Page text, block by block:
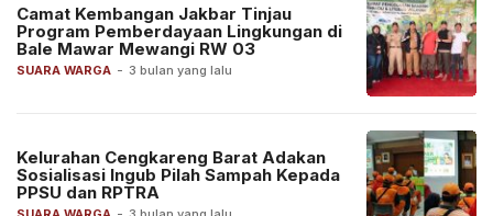
SUARA WARGA - 3 bulan yang lalu
Camat Kembangan Jakbar Tinjau
Program Pemberdayaan Lingkungan di
Bale Mawar Mewangi RW 03
Kelurahan Cengkareng Barat Adakan
Sosialisasi Ingub Pilah Sampah Kepada
PPSU dan RPTRA